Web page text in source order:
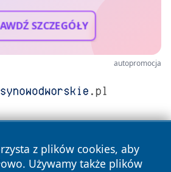
SZCZEGÓŁY
autopromocja
z plików cookies, aby
Używamy także plików